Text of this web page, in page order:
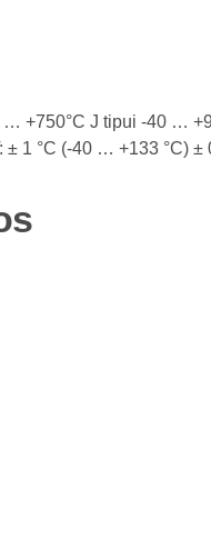
+750°C J tipui -40 …
1 °C (-40 … +133 °C)